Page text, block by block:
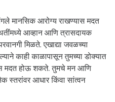
मानसिक आरोग्य राखण्यास मदत
आव्हान आणि त्रासदायक
मिळते. एखाद्या जवळच्या
काही काळापासून तुमच्या डोक्यात
मदत होऊ शकते. तुमचे मन आणि
स्तरांवर आधार किंवा सांत्वन